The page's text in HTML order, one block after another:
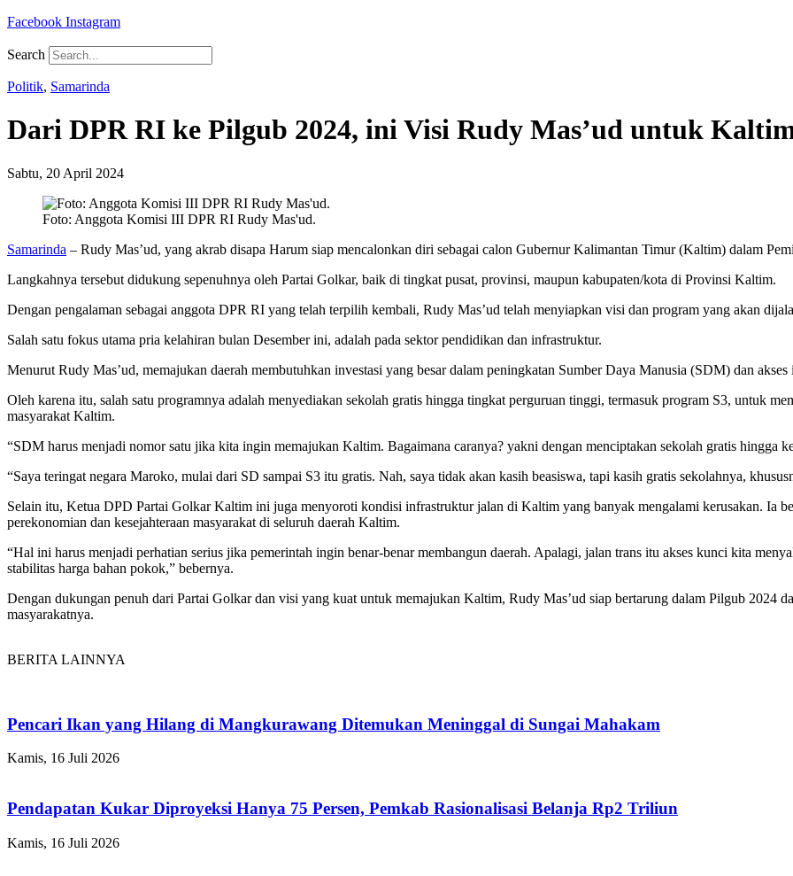
Facebook Instagram
Search
Politik, Samarinda
Dari DPR RI ke Pilgub 2024, ini Visi Rudy Mas’ud untuk
Sabtu, 20 April 2024
Foto: Anggota Komisi III DPR RI Rudy Mas'ud.
Samarinda – Rudy Mas’ud, yang akrab disapa Harum siap mencalonkan diri sebagai calon Gubernur Kalimantan Timur (Kaltim) dalam
Langkahnya tersebut didukung sepenuhnya oleh Partai Golkar, baik di tingkat pusat, provinsi, maupun kabupaten/kota di Provinsi Kaltim.
Dengan pengalaman sebagai anggota DPR RI yang telah terpilih kembali, Rudy Mas’ud telah menyiapkan visi dan program yang akan
Salah satu fokus utama pria kelahiran bulan Desember ini, adalah pada sektor pendidikan dan infrastruktur.
Menurut Rudy Mas’ud, memajukan daerah membutuhkan investasi yang besar dalam peningkatan Sumber Daya Manusia (SDM) dan
Oleh karena itu, salah satu programnya adalah menyediakan sekolah gratis hingga tingkat perguruan tinggi, termasuk program S3, untuk
masyarakat Kaltim.
“SDM harus menjadi nomor satu jika kita ingin memajukan Kaltim. Bagaimana caranya? yakni dengan menciptakan sekolah gratis hingga
“Saya teringat negara Maroko, mulai dari SD sampai S3 itu gratis. Nah, saya tidak akan kasih beasiswa, tapi kasih gratis sekolahnya,
Selain itu, Ketua DPD Partai Golkar Kaltim ini juga menyoroti kondisi infrastruktur jalan di Kaltim yang banyak mengalami kerusakan. Ia
perekonomian dan kesejahteraan masyarakat di seluruh daerah Kaltim.
“Hal ini harus menjadi perhatian serius jika pemerintah ingin benar-benar membangun daerah. Apalagi, jalan trans itu akses kunci kita
stabilitas harga bahan pokok,” bebernya.
Dengan dukungan penuh dari Partai Golkar dan visi yang kuat untuk memajukan Kaltim, Rudy Mas’ud siap bertarung dalam Pilgub 2024
masyarakatnya.
BERITA LAINNYA
Pencari Ikan yang Hilang di Mangkurawang Ditemukan Meninggal di Sungai Mahakam
Kamis, 16 Juli 2026
Pendapatan Kukar Diproyeksi Hanya 75 Persen, Pemkab Rasionalisasi Belanja Rp2 Triliun
Kamis, 16 Juli 2026